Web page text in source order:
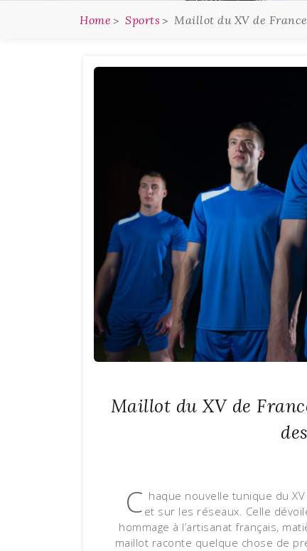
Home Sports Maillot du XV de
Maillot du XV de
C haque nouvelle tunique du
et sur les réseaux. Celle
hommage à l’artisanat français,
maillot raconte quelque chose de